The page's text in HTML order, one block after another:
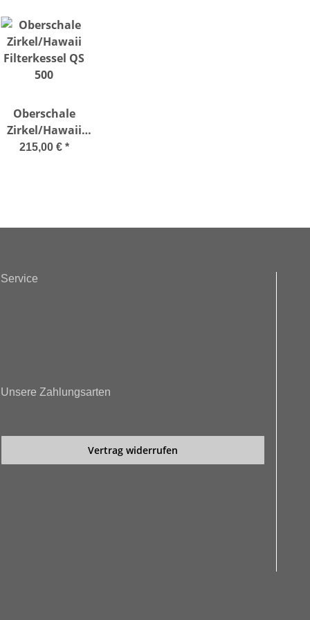
Oberschale
Zirkel/Hawaii
QS 500
215,00 € *
Service
Unsere Zahlungsarten
Vertrag widerrufen